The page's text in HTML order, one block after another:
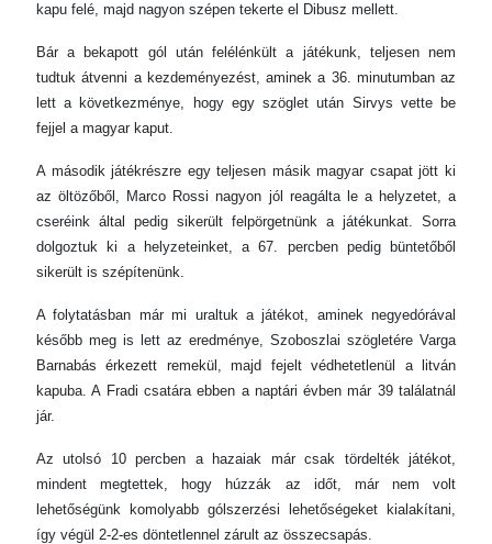
kapu felé, majd nagyon szépen tekerte el Dibusz mellett.
Bár a bekapott gól után felélénkült a játékunk, teljesen nem
tudtuk átvenni a kezdeményezést, aminek a 36. minutumban az
lett a következménye, hogy egy szöglet után Sirvys vette be
fejjel a magyar kaput.
A második játékrészre egy teljesen másik magyar csapat jött ki
az öltözőből, Marco Rossi nagyon jól reagálta le a helyzetet, a
cseréink által pedig sikerült felpörgetnünk a játékunkat. Sorra
dolgoztuk ki a helyzeteinket, a 67. percben pedig büntetőből
sikerült is szépítenünk.
A folytatásban már mi uraltuk a játékot, aminek negyedórával
később meg is lett az eredménye, Szoboszlai szögletére Varga
Barnabás érkezett remekül, majd fejelt védhetetlenül a litván
kapuba. A Fradi csatára ebben a naptári évben már 39 találatnál
jár.
Az utolsó 10 percben a hazaiak már csak tördelték játékot,
mindent megtettek, hogy húzzák az időt, már nem volt
lehetőségünk komolyabb gólszerzési lehetőségeket kialakítani,
így végül 2-2-es döntetlennel zárult az összecsapás.